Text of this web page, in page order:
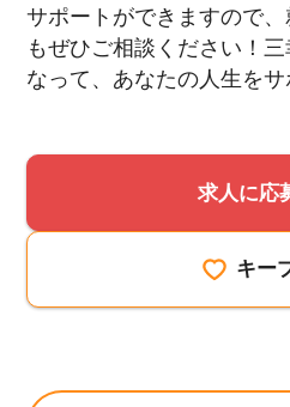
サポートができますので
もぜひご相談ください！
なって、あなたの人生をサ
求人に応
キー